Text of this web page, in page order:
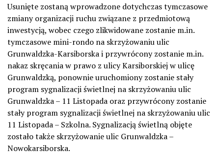
Usunięte zostaną wprowadzone dotychczas tymczasowe
zmiany organizacji ruchu związane z przedmiotową
inwestycją, wobec czego zlikwidowane zostanie m.in.
tymczasowe mini-rondo na skrzyżowaniu ulic
Grunwaldzka-Karsiborska i przywrócony zostanie m.in.
nakaz skręcania w prawo z ulicy Karsiborskiej w ulicę
Grunwaldzką, ponownie uruchomiony zostanie stały
program sygnalizacji świetlnej na skrzyżowaniu ulic
Grunwaldzka – 11 Listopada oraz przywrócony zostanie
stały program sygnalizacji świetlnej na skrzyżowaniu ulic
11 Listopada – Szkolna. Sygnalizacją świetlną objęte
zostało także skrzyżowanie ulic Grunwaldzka –
Nowokarsiborska.